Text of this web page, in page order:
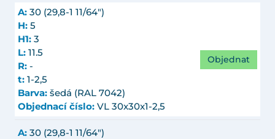
A: 30 (29,8-1 11/64")
H: 5
H1: 3
L: 11.5
R: -
t: 1-2,5
Barva: šedá (RAL 7042)
Objednací číslo: VL 30x30x1-2,5
Objednat
A: 30 (29,8-1 11/64")